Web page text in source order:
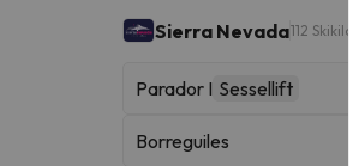
Sierra Nevada112
Parador I Sessellift
Borreguiles